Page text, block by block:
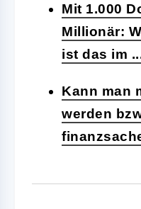
Mit 1.000
Millionär:
ist das im
Kann man
werden